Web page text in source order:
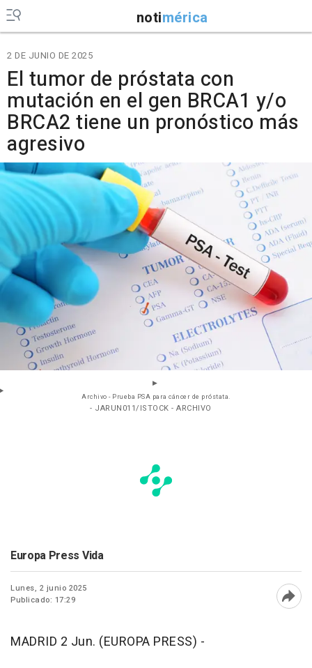
notimérica
2 DE JUNIO DE 2025
El tumor de próstata con
mutación en el gen BRCA1 y/o
BRCA2 tiene un pronóstico más
agresivo
Archivo - Prueba PSA para cáncer de próstata.
- JARUN011/ISTOCK - ARCHIVO
Europa Press Vida
Lunes, 2 junio 2025
Publicado: 17:29
MADRID 2 Jun. (EUROPA PRESS) -